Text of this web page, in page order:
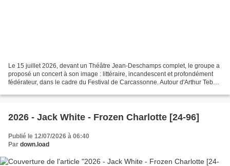
Le 15 juillet 2026, devant un Théâtre Jean-Deschamps complet, le groupe a
proposé un concert à son image : littéraire, incandescent et profondément
fédérateur, dans le cadre du Festival de Carcassonne. Autour d'Arthur Teboul
2026 - Jack White - Frozen Charlotte [24-96]
Publié le 12/07/2026 à 06:40
Par down.load